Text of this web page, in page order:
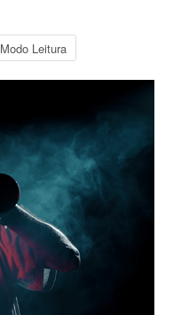
Modo Leitura